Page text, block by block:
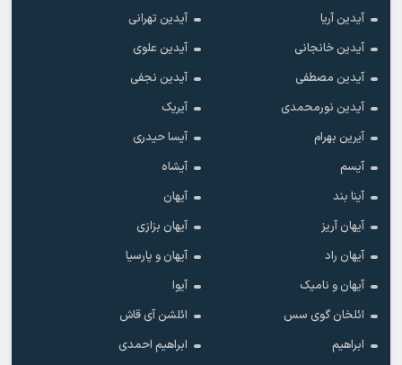
آیدین آریا
آیدین تهرانی
آیدین خانجانی
آیدین علوی
آیدین مصطفی
آیدین نجفی
آیدین نورمحمدی
آیریک
آیرین بهرام
آیسا حیدری
آیسم
آیشاه
آینا بند
آیهان
آیهان آریز
آیهان بزازی
آیهان راد
آیهان و پارسیا
آیهان و نامیک
آیوا
ائلخان گوی سس
ائلشن آی قاش
ابراهیم
ابراهیم احمدی